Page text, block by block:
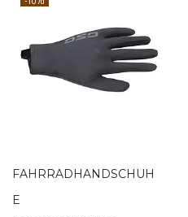
FAHRRADHANDSCHUH
E